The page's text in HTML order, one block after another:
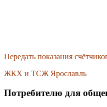
Передать показания
ЖКХ и ТСЖ Ярославль
Потребителю для